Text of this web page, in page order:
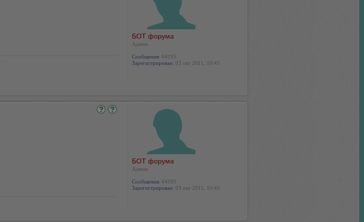
БОТ форума
Админ
Сообщения: 64195
Зарегистрирован: 03 окт 2011, 10:45
БОТ форума
Админ
Сообщения: 64195
Зарегистрирован: 03 окт 2011, 10:45